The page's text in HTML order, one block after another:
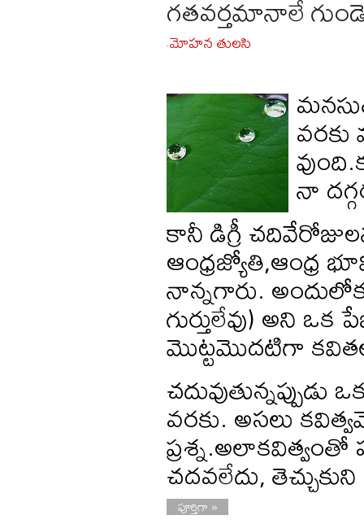
గతవర్తమానాలే
-మోహన తులసి
నా
కానీ డిగ్రీ
ఆంధ్రజ్యోతి,ఆంధ్ర
నాన్నగారు.
గుర్తులేవు) అని
మొట్టమొదటిగా
వరకు. అసలు
చదవలేదు,
పూర్తిగా »